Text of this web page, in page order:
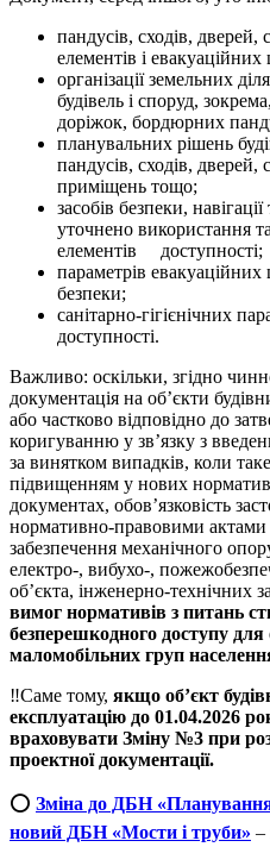
пандусів, сходів, дверей,
елементів і евакуаційних
організації земельних
будівель і споруд,
доріжок, бордюрних
планувальних рішень
пандусів, сходів, дверей,
приміщень тощо;
засобів безпеки,
уточнено використання
елементів доступності;
параметрів
безпеки;
санітарно-гігієнічних
доступності.
Важливо: оскільки, згідно
документація на об’єкти
або частково відповідно до
коригуванню у зв’язку з
за винятком випадків, коли
підвищенням у нових
документах, обов’язковість
нормативно-правовими актами
забезпечення механічного
електро-, вибухо-,
об’єкта, інженерно-технічних
вимог нормативів з питань
безперешкодного доступу для
маломобільних груп
‼️Саме тому, якщо об’єкт
експлуатацію до 01.04.2026
враховувати Зміну №3 при
проектної документації.
⭕ Зміна до ДБН «Планування
новий ДБН «Мости і труби» –